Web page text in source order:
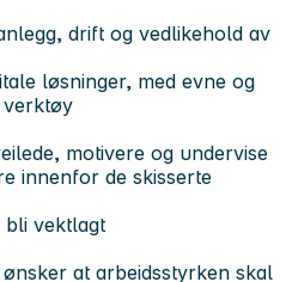
drift og vedlikehold av
løsninger, med evne og
motivere og undervise
innenfor de skisserte
bli vektlagt
at arbeidsstyrken skal